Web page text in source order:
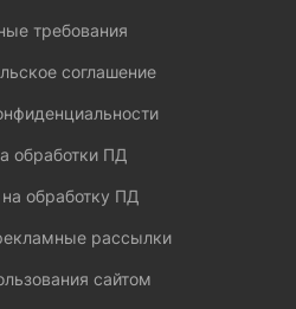
требования
соглашение
обработки ПД
обработку ПД
рассылки
сайтом